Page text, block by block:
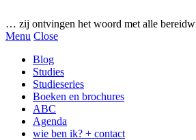
… zij ontvingen het woord met alle
Menu Close
Blog
Studies
Studieseries
Boeken en brochures
ABC
Agenda
wie ben ik? + contact